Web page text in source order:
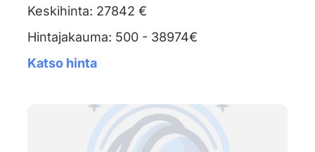
Keskihinta: 27842 €
Hintajakauma: 500 - 38974€
Katso hinta